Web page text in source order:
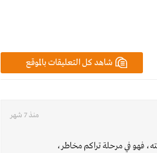
شاهد كل التعليقات بالموقع
منذ 7 شهر
فهو في مرحلة تراكم مخاطر،